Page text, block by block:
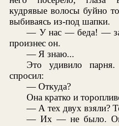
кудрявые волосы буйно
выбиваясь из-под шапки.
— У нас — беда! —
произнес он.
— Я знаю...
Это удивило
спросил:
— Откуда?
Она кратко и
— А тех двух взяли?
— Их — не было.